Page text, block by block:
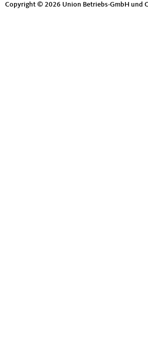
Copyright © 2026 Union Betriebs-GmbH und